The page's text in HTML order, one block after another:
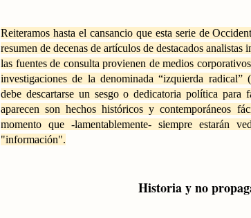
Reiteramos hasta el cansancio que esta serie de
resumen de decenas de artículos de destacados analistas
las fuentes de consulta provienen de medios
investigaciones de la denominada “izquierda
debe descartarse un sesgo o dedicatoria política
aparecen son hechos históricos y contemporáneos
momento que -lamentablemente- siempre estarán
"información".
Historia y no